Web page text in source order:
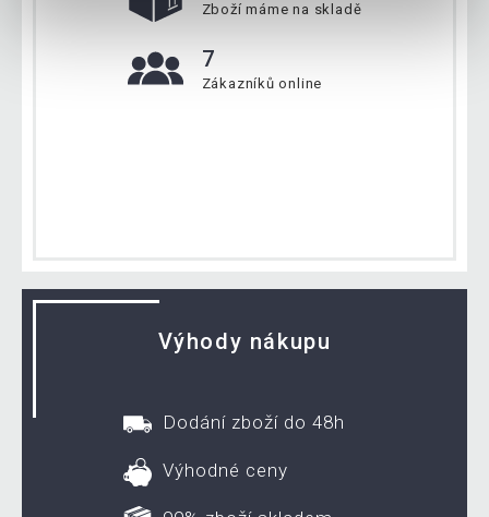
Zboží máme na skladě
7
Zákazníků online
Výhody nákupu
Dodání zboží do 48h
Výhodné ceny